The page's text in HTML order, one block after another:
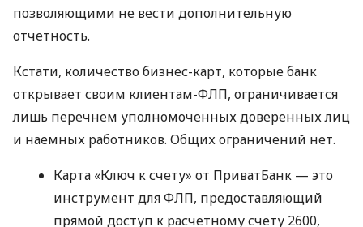
позволяющими не вести дополнительную
отчетность.
Кстати, количество бизнес-карт, которые банк
открывает своим клиентам-ФЛП, ограничивается
лишь перечнем уполномоченных доверенных лиц
и наемных работников. Общих ограничений нет.
Карта «Ключ к счету» от ПриватБанк — это
инструмент для ФЛП, предоставляющий
прямой доступ к расчетному счету 2600,